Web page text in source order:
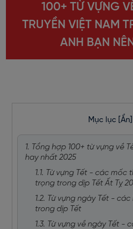
100+ TỪ VỰNG
TRUYỀN VIỆT NAM
ANH BẠN
Mục lục [Ẩn]
1. Tổng hợp 100+ từ vựng về
hay nhất 2025
1.1. Từ vựng Tết - các mốc
trọng trong dịp Tết Ất Tỵ
1.2. Từ vựng ngày Tết -
trong dịp Tết
1.3. Từ vựng về ngày Tết -